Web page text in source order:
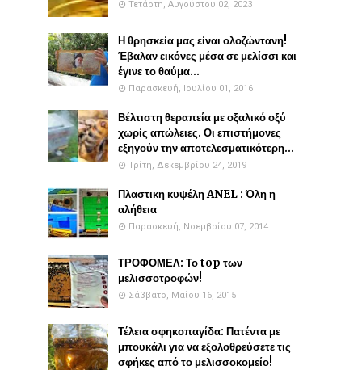
Τετάρτη, Αυγούστου 02, 2023
Η θρησκεία μας είναι ολοζώντανη!
Έβαλαν εικόνες μέσα σε μελίσσι και
έγινε το θαύμα...
Παρασκευή, Ιουλίου 01, 2016
Βέλτιστη θεραπεία με οξαλικό οξύ
χωρίς απώλειες. Οι επιστήμονες
εξηγούν την αποτελεσματικότερη...
Τρίτη, Δεκεμβρίου 24, 2019
Πλαστικη κυψέλη ANEL : Όλη η
αλήθεια
Παρασκευή, Νοεμβρίου 07, 2014
ΤΡΟΦΟΜΕΛ: Το top των
μελισσοτροφών!
Σάββατο, Μαΐου 16, 2015
Τέλεια σφηκοπαγίδα: Πατέντα με
μπουκάλι για να εξολοθρεύσετε τις
σφήκες από το μελισσοκομείο!